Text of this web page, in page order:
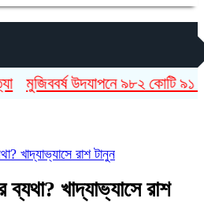
মুজিববর্ষ উদযাপনে ৯৮২ কোটি ৯১ লাখ
খাদ্যাভ্যাসে রাশ টানুন
খাদ্যাভ্যাসে রাশ